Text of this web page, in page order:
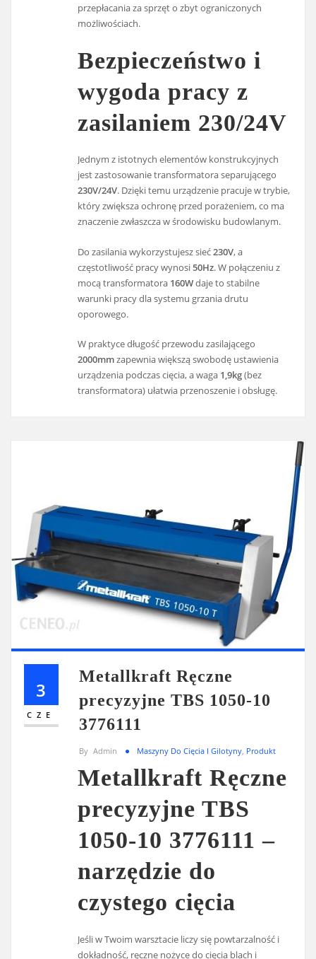
przepłacania za sprzęt o zbyt ograniczonych
możliwościach.
Bezpieczeństwo i
wygoda pracy z
zasilaniem 230/24V
Jednym z istotnych elementów konstrukcyjnych
jest zastosowanie transformatora separującego
230V/24V. Dzięki temu urządzenie pracuje w trybie,
który zwiększa ochronę przed porażeniem, co ma
znaczenie zwłaszcza w środowisku budowlanym.
Do zasilania wykorzystujesz sieć 230V, a
częstotliwość pracy wynosi50Hz. W połączeniu z
mocą transformatora 160Wdaje to stabilne
warunki pracy dla systemu grzania drutu
oporowego.
W praktyce długość przewodu zasilającego
2000mmzapewnia większą swobodę ustawienia
urządzenia podczas cięcia, a waga 1,9kg(bez
transformatora) ułatwia przenoszenie i obsługę.
3
CZE
Metallkraft Ręczne
precyzyjne TBS 1050-10
3776111
By Admin Maszyny Do Cięcia I Gilotyny Produkt
Metallkraft Ręczne
precyzyjne TBS
1050-10 3776111 –
narzędzie do
czystego cięcia
Jeśli w Twoim warsztacie liczy się powtarzalność i
dokładność, ręczne nożyce do cięcia blach i